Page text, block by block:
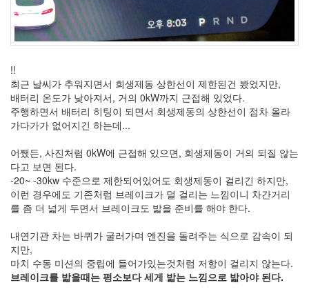
!!
최근 날씨가 추워지면서 회생제동 상한선이 제한된건 봤었지만,
배터리 온도가 낮아져서, 거의 0kW까지 근접해 있었다.
주행하면서 배터리 히팅이 되면서 회생제동의 상한선이 점차 올라
가다가가 없어지긴 하는데...
어쨌든, 사진처럼 0kW에 근접해 있으면, 회생제동이 거의 되질 않는
다고 보면 된다.
-20~ -30kw 수준으로 제한되어있어도 회생제동이 걸리긴 하지만,
이런 경우에도 기존처럼 브레이크가 덜 걸리는 느낌이니 차간거리
를 좀 더 넓게 두면서 브레이크도 밟을 준비를 해야 한다.
내연기관 차는 바퀴가 굴러가며 엔진을 돌려주는 식으로 감속이 되
지만,
마치 수동 미션의 중립에 들어가있는것처럼 저항이 걸리지 않는다.
브레이크를 밟을때는 평소보다 세게 밟는 느낌으로 밟아야 된다.